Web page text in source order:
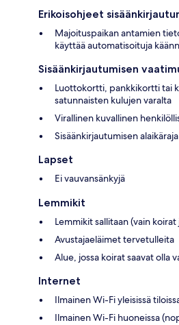
Erikoisohjeet
Majoituspaikan antamien
käyttää automatisoituja
Sisäänkirjautumisen
Luottokortti, pankkikortti tai
satunnaisten kulujen varalta
Virallinen kuvallinen
Sisäänkirjautumisen alaikäraja
Lapset
Ei vauvansänkyjä
Lemmikit
Lemmikit sallitaan (vain koirat
Avustajaeläimet tervetulleita
Alue, jossa koirat saavat olla
Internet
Ilmainen Wi-Fi yleisissä
Ilmainen Wi-Fi huoneissa